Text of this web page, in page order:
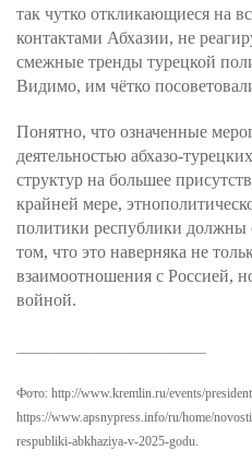
так чутко откликающиеся на
контактами Абхазии, не
смежные тренды турецкой
Видимо, им чётко
Понятно, что означенные
деятельностью абхазо-
структур на большее
крайней мере,
политики республики должны
том, что это наверняка не
взаимоотношения с Россией,
войной.
Фото: http://www.kremlin.ru/events/
https://www.apsnypress.info/ru/home/
respubliki-abkhaziya-v-2025-godu.